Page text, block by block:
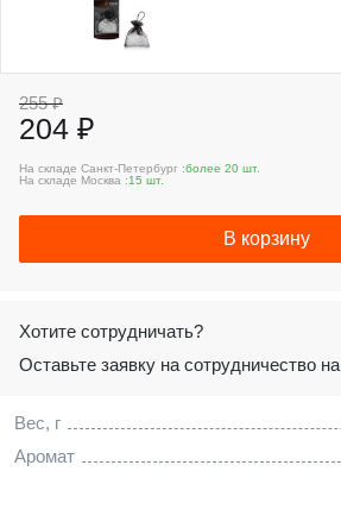
Вес, г
Аромат
255 ₽
204 ₽
На складе Санкт-Петербург :более 20 шт.
На складе Москва :15 шт.
В корзину
Хотите сотрудничать?
Оставьте заявку на сотрудничество на